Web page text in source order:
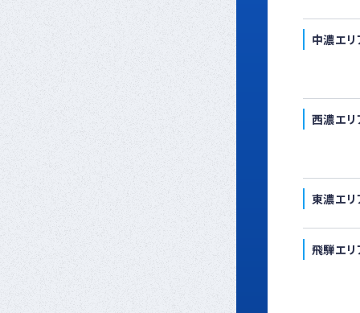
中濃エリ
西濃エリ
東濃エリ
飛騨エリ